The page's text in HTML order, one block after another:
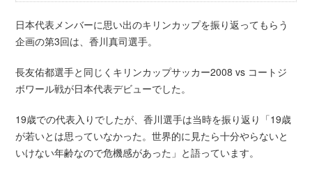
日本代表メンバーに思い出のキリンカップを振り返ってもらう
企画の第3回は、香川真司­選手。
長友佑都選手と同じくキリンカップサッカー2008 vs コートジ
ボワール戦が日本代表­デビューでした。
19歳での代表入りでしたが、香川選手は当時を振り返り「19歳
が若いとは思っていな­かった。世界的に見たら十分やらないと
いけない年齢なので危機感があった」と語ってい­ます。